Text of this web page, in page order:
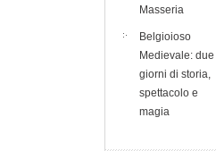
Masseria
Belgioioso
Medievale: due
giorni di storia,
spettacolo e
magia